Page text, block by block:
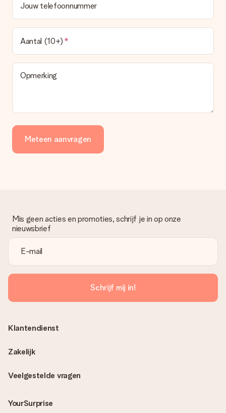
Jouw telefoonnummer
Aantal (10+)
Opmerking
Meteen aanvragen
Mis geen acties en promoties, schrijf je in op onze
nieuwsbrief
Schrijf mij in!
Veelgestelde vragen
YourSurprise
Klantendienst
Zakelijk